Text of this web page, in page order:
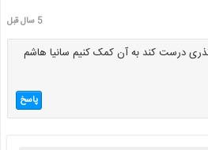
5 سال قبل
درست کند به آن کمک کنیم سانیا هاشم
پاسخ